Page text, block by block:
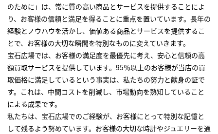
のために」は、常に質の高い商品とサービスを提供することによ
り、お客様の信頼と満足を得ることに重点を置いています。長年の
経験とノウハウを活かし、価値ある商品とサービスを提供するこ
とで、お客様の大切な瞬間を特別なものに変えていきます。
宝石広場では、お客様の満足度を最優先に考え、安心と信頼の高
額買取サービスを提供しています。95％以上のお客様が当店の買
取価格に満足しているという事実は、私たちの努力と献身の証で
す。これは、中間コストを削減し、市場動向を熟知していること
による成果です。
私たちは、宝石広場でのご経験が、お客様にとって特別な記憶と
して残るよう努めています。お客様の大切な時計やジュエリーを通